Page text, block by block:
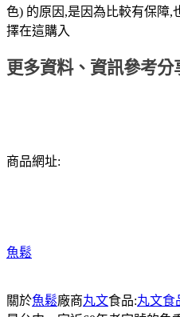
色) 的原因,是因為比較有保障,
擇在這購入
更多資料、資訊參考分
商品網址:
魚鬆
關於魚鬆廠商丸文食品:丸文食